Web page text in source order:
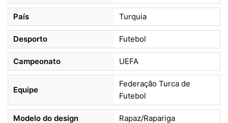
País Turquia
Desporto Futebol
Campeonato UEFA
Equipe
Federação Turca de
Futebol
Modelo do design Rapaz/Rapariga